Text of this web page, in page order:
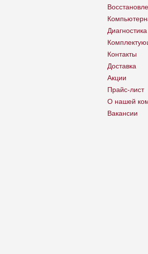
Диагностика
Контакты
Доставка
Акции
Прайс-лист
О нашей
Вакансии